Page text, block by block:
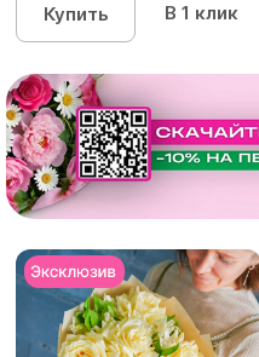
Купить В 1 клик